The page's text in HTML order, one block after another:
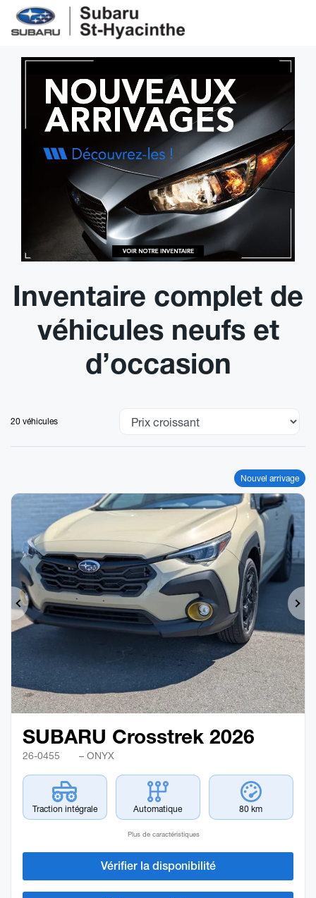
Inventaire complet de
véhicules neufs et
d’occasion
20 véhicules
Nouvel arrivage
Précédent
SUBARU Crosstrek 2026
26-0455 – ONYX
Traction intégrale Automatique 80 km
Plus de caractéristiques
Vérifier la disponibilité